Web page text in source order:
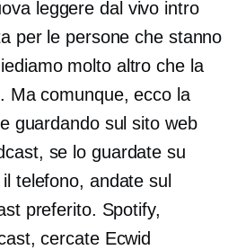
leggere dal vivo intro
per le persone che stanno
molto altro che la
Ma comunque, ecco la
guardando sul sito web
se lo guardate su
telefono, andate sul
preferito. Spotify,
cercate Ecwid